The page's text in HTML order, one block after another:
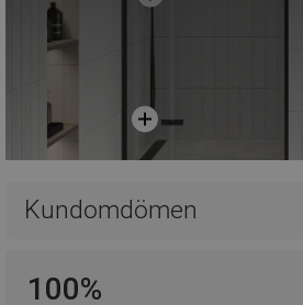
Kundomdömen
100%